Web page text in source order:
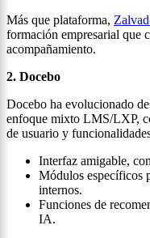
Más que plataforma,
formación empresarial que
acompañamiento.
2. Docebo
Docebo ha evolucionado
enfoque mixto LMS/LXP,
de usuario y
Interfaz amigable,
Módulos específicos
internos.
Funciones de
IA.